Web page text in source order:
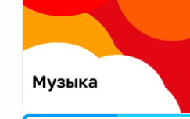
Екатеринбург
Калининград
Калуга